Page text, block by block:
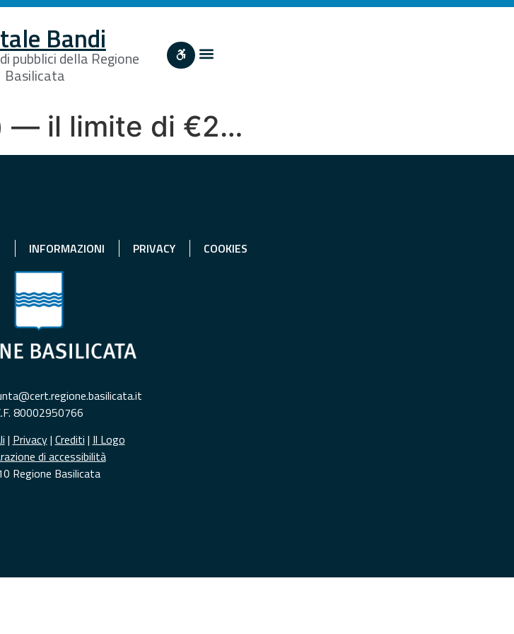
Bandi
pubblici della Regione
Basilicata
— il limite di €2…
INFORMAZIONI PRIVACY COOKIES
80002950766
| Privacy| Crediti | Il Logo
di accessibilità
Regione Basilicata